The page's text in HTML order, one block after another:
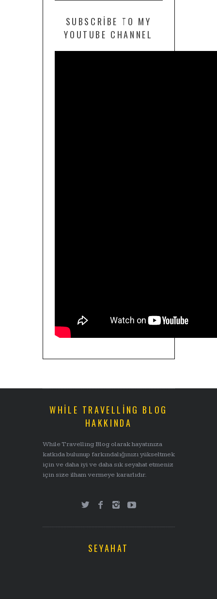
SUBSCRIBE TO MY
YOUTUBE CHANNEL
WHILE TRAVELLING BLOG
HAKKINDA
While Travelling Blog olarak hayatınıza
katkıda bulunup farkındalığınızı yükseltmek
için ve daha iyi ve daha sık seyahat etmeniz
için size ilham vermeye kararlıdır.
SEYAHAT